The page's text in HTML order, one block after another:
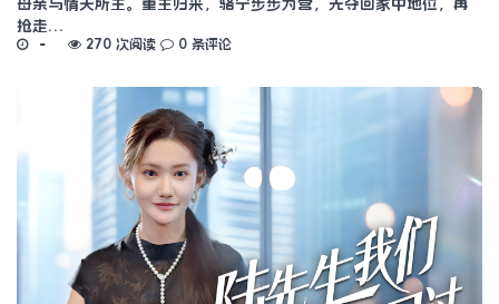
母亲与情夫所生。重生归来，骆宁步步为营，先夺回家中地位，再
抢走…
270 次阅读 0 条评论